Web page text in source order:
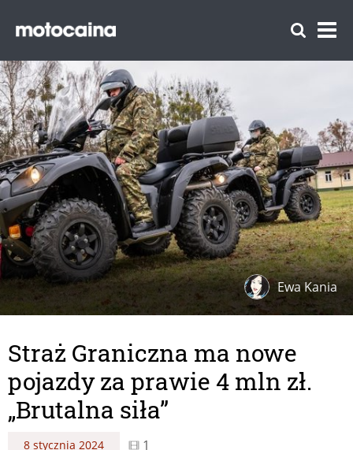
Ewa Kania
Straż Graniczna ma nowe
pojazdy za prawie 4 mln zł.
„Brutalna siła”
8 stycznia 2024 1